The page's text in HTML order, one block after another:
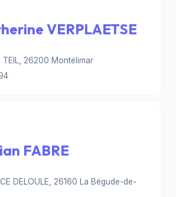
VERPLAETSE
TEIL, 26200 Montélimar
FABRE
DELOULE, 26160 La Bégude-de-